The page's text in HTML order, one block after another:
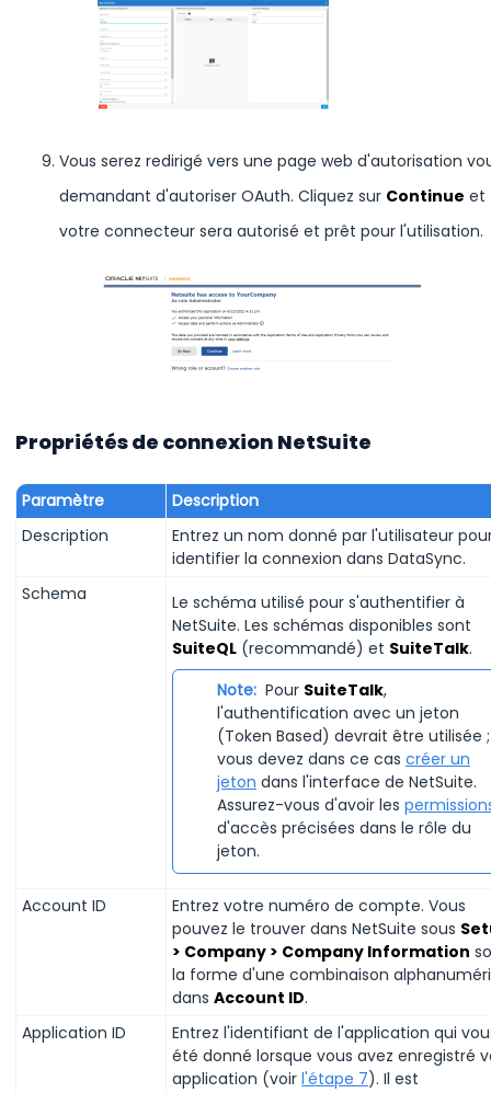
Vous serez redirigé vers une page web d'autorisation vous
demandant d'autoriser OAuth. Cliquez sur Continue et
votre connecteur sera autorisé et prêt pour l'utilisation.
Propriétés de connexion NetSuite
Paramètre
Description
Description
Entrez un nom donné par l'utilisateur
identifier la connexion dans DataSync.
Schema
Le schéma utilisé pour s'authentifier à
NetSuite. Les schémas disponibles sont
SuiteQL (recommandé) et SuiteTalk.
Note: Pour SuiteTalk,
l'authentification avec un jeton
(Token Based) devrait être utilisée ;
vous devez dans ce cas créer un
jeton dans l'interface de NetSuite.
Assurez-vous d'avoir les
d'accès précisées dans le rôle du
jeton.
Account ID
Entrez votre numéro de compte. Vous
pouvez le trouver dans NetSuite sous
> Company > Company Information
la forme d'une combinaison
dans Account ID.
Application ID
Entrez l'identifiant de l'application qui
été donné lorsque vous avez enregistré
application (voir l'étape 7). Il est